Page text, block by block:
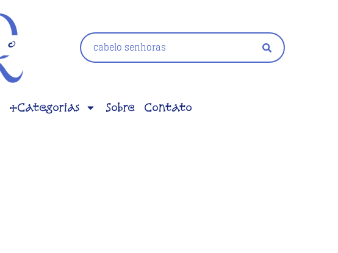
+Categorias Sobre Contato